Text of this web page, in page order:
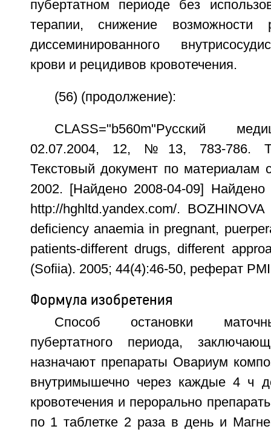
пубертатном периоде без
терапии, снижение возможности
диссеминированного
крови и рецидивов кровотечения.
(56) (продолжение):
CLASS="b560m"Русский
02.07.2004, 12, №13, 783-786.
Текстовый документ по материалам
2002. [Найдено 2008-04-09] Найдено
http://hghltd.yandex.com/.
deficiency anaemia in pregnant,
patients-different drugs, different
(Sofiia). 2005; 44(4):46-50, реферат
Формула изобретения
Способ остановки
пубертатного периода,
назначают препараты Овариум
внутримышечно через каждые 4 ч
кровотечения и перорально
по 1 таблетке 2 раза в день и